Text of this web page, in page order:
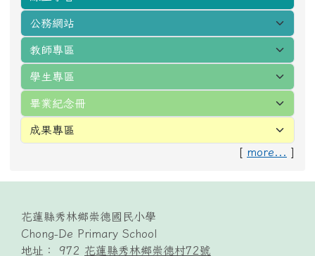
[ more... ]
頁尾區域內容
花蓮縣秀林鄉崇德國民小學
Chong-De Primary School
地址： 972 花蓮縣秀林鄉崇德村72號